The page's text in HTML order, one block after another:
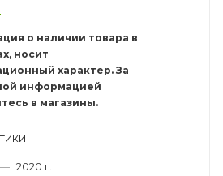
о наличии товара в
носит
характер. За
информацией
в магазины.
— 2020 г.